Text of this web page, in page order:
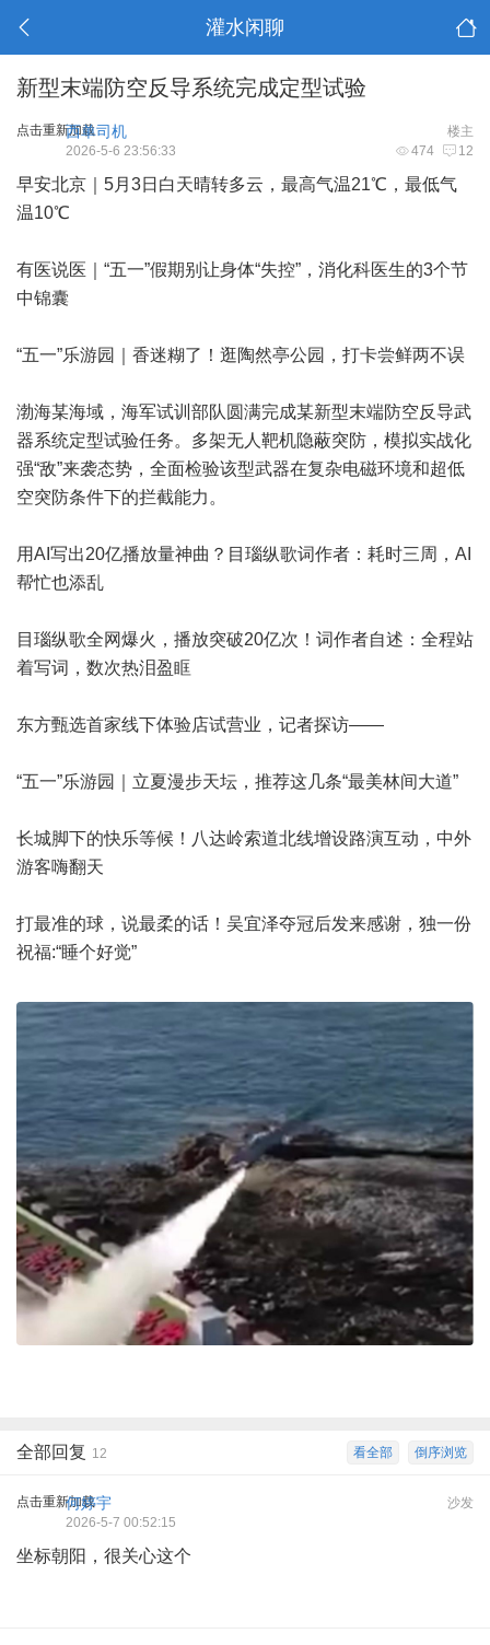
灌水闲聊
新型末端防空反导系统完成定型试验
点击重新加载 楼主
西单司机
474 12
2026-5-6 23:56:33
早安北京｜5月3日白天晴转多云，最高气温21℃，最低气
温10℃
有医说医｜“五一”假期别让身体“失控”，消化科医生的3个节
中锦囊
“五一”乐游园｜香迷糊了！逛陶然亭公园，打卡尝鲜两不误
渤海某海域，海军试训部队圆满完成某新型末端防空反导武
器系统定型试验任务。多架无人靶机隐蔽突防，模拟实战化
强“敌”来袭态势，全面检验该型武器在复杂电磁环境和超低
空突防条件下的拦截能力。
用AI写出20亿播放量神曲？目瑙纵歌词作者：耗时三周，AI
帮忙也添乱
目瑙纵歌全网爆火，播放突破20亿次！词作者自述：全程站
着写词，数次热泪盈眶
东方甄选首家线下体验店试营业，记者探访——
“五一”乐游园｜立夏漫步天坛，推荐这几条“最美林间大道”
长城脚下的快乐等候！八达岭索道北线增设路演互动，中外
游客嗨翻天
打最准的球，说最柔的话！吴宜泽夺冠后发来感谢，独一份
祝福:“睡个好觉”
倒序浏览
看全部
全部回复 12
点击重新加载 沙发
何婷宇
2026-5-7 00:52:15
坐标朝阳，很关心这个